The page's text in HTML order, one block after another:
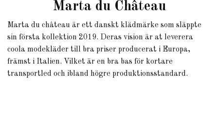
Marta du Château
Marta du château är ett danskt klädmärke som släppte
sin första kollektion 2019. Deras vision är at leverera
coola modekläder till bra priser producerat i Europa,
främst i Italien. Vilket är en bra bas för kortare
transportled och ibland högre produktionsstandard.